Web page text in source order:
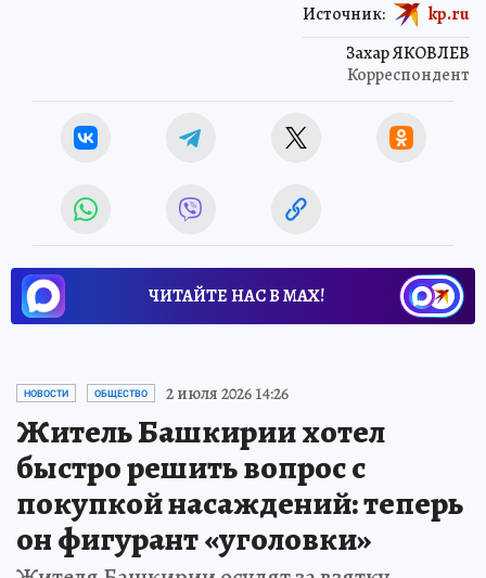
Захар ЯКОВЛЕВ
Корреспондент
Источник: kp.ru
ЧИТАЙТЕ НАС В МАХ!
НОВОСТИ ОБЩЕСТВО 2 июля 2026 14:26
Житель Башкирии хотел
быстро решить вопрос с
покупкой насаждений: теперь
он фигурант «уголовки»